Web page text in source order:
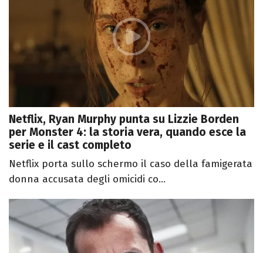
Netflix, Ryan Murphy punta su Lizzie Borden
per Monster 4: la storia vera, quando esce la
serie e il cast completo
Netflix porta sullo schermo il caso della famigerata
donna accusata degli omicidi co...